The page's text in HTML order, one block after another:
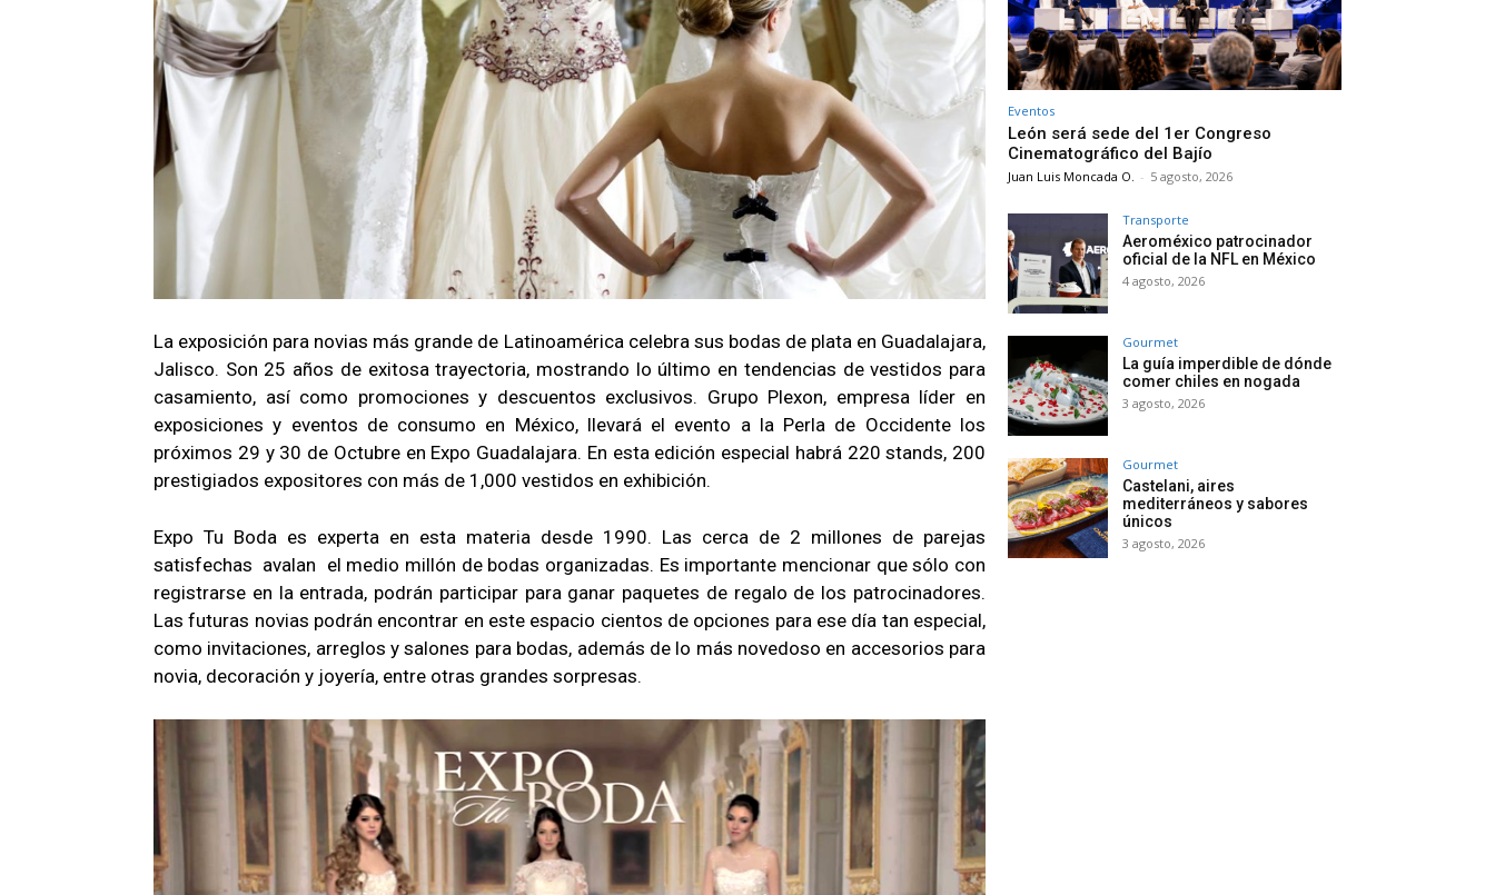
La exposición para novias más grande de Latinoamérica celebra sus bodas de plata en Guadalajara,
Jalisco. Son 25 años de exitosa trayectoria, mostrando lo último en tendencias de vestidos para
casamiento, así como promociones y descuentos exclusivos. Grupo Plexon, empresa líder en
exposiciones y eventos de consumo en México, llevará el evento a la Perla de Occidente los
próximos 29 y 30 de Octubre en Expo Guadalajara. En esta edición especial habrá 220 stands, 200
prestigiados expositores con más de 1,000 vestidos en exhibición.
Expo Tu Boda es experta en esta materia desde 1990. Las cerca de 2 millones de parejas
satisfechas avalan el medio millón de bodas organizadas. Es importante mencionar que sólo con
registrarse en la entrada, podrán participar para ganar paquetes de regalo de los patrocinadores.
Las futuras novias podrán encontrar en este espacio cientos de opciones para ese día tan especial,
como invitaciones, arreglos y salones para bodas, además de lo más novedoso en accesorios para
novia, decoración y joyería, entre otras grandes sorpresas.
Eventos
León será sede del 1er Congreso
Cinematográfico del Bajío
Juan Luis Moncada O. - 5 agosto, 2026
Transporte
Aeroméxico patrocinador
oficial de la NFL en México
4 agosto, 2026
Gourmet
La guía imperdible de dónde
comer chiles en nogada
3 agosto, 2026
Gourmet
Castelani, aires
mediterráneos y sabores
únicos
3 agosto, 2026